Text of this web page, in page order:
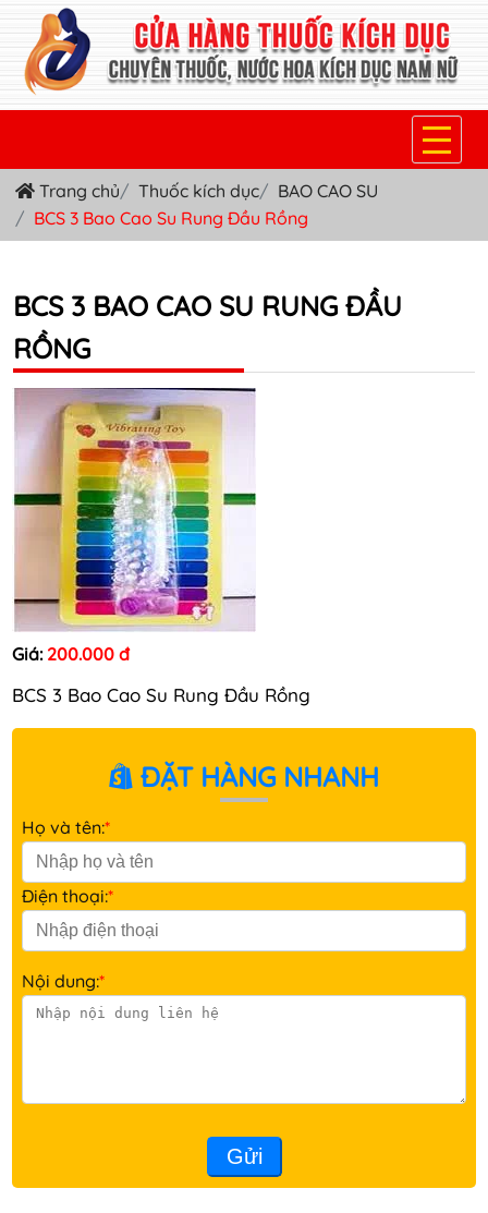
TRANG CHỦ
THUỐC KÍCH DỤC NỮ
THUỐC NƯỚC KÍCH DỤC NAM
THUỐC VIÊN KÍCH DỤC NAM
SẢN PHẨM KHÁC
TIN TỨC & BLOG
Trang chủ Thuốc kích dục
BAO CAO SU
BCS 3 Bao Cao Su Rung Đầu Rồng
BCS 3 BAO CAO SU RUNG ĐẦU
RỒNG
Giá: 200.000 đ
BCS 3 Bao Cao Su Rung Đầu Rồng
ĐẶT HÀNG NHANH
Họ và tên:*
Điện thoại:*
Nội dung:*
Gửi